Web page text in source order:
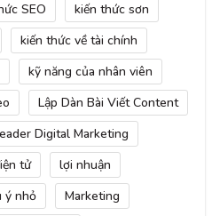
SEO
kiến thức sơn
kiến thức về tài chính
kỹ năng của nhân viên
Lập Dàn Bài Viết Content
Digital Marketing
tử
lợi nhuận
ý nhỏ Marketing